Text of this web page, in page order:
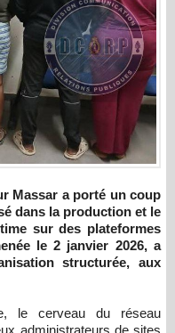
dans la production et le
sur des plateformes
le 2 janvier 2026, a
structurée, aux
le cerveau du réseau
administrateurs de sites